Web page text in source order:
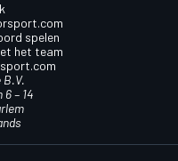
spelen
het team
– 14